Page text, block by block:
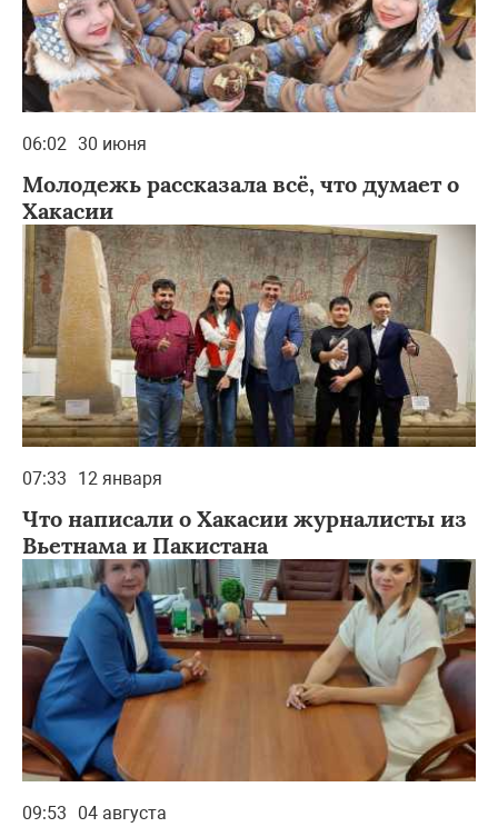
06:02 30 июня
Молодежь рассказала всё, что думает о
Хакасии
07:33 12 января
Что написали о Хакасии журналисты из
Вьетнама и Пакистана
09:53 04 августа